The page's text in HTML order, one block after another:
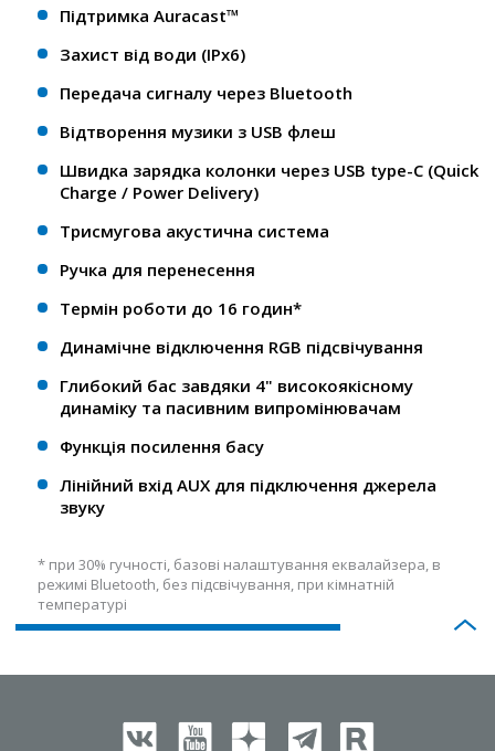
Підтримка Auracast™
Захист від води (IPx6)
Передача сигналу через Bluetooth
Відтворення музики з USB флеш
Швидка зарядка колонки через USB type-C (Quick
Charge / Power Delivery)
Трисмугова акустична система
Ручка для перенесення
Термін роботи до 16 годин*
Динамічне відключення RGB підсвічування
Глибокий бас завдяки 4" високоякісному
динаміку та пасивним випромінювачам
Функція посилення басу
Лінійний вхід AUX для підключення джерела
звуку
* при 30% гучності, базові налаштування еквалайзера, в
режимі Bluetooth, без підсвічування, при кімнатній
температурі